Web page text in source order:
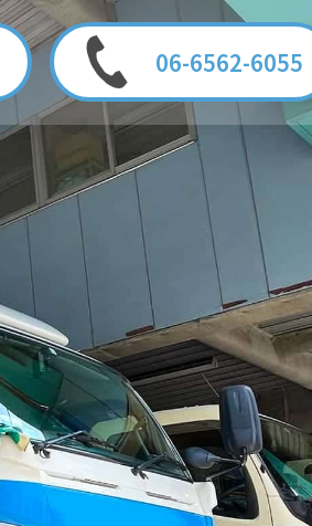
06-6562-6055